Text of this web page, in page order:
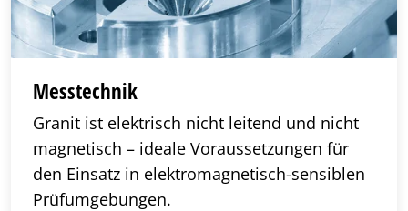
Messtechnik
Granit ist elektrisch nicht leitend und nicht
magnetisch – ideale Voraussetzungen für
den Einsatz in elektromagnetisch-sensiblen
Prüfumgebungen.